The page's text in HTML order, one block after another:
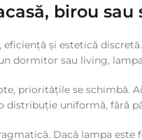
birou
și estetică
sau living,
prioritățile se schimbă.
uniformă, fără
Dacă lampa